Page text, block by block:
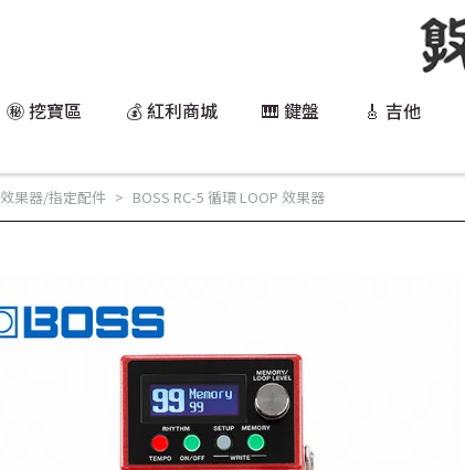
㊙️ 挖寶區 💰 紅利商城 🎹 鍵盤 🎸 吉他
效果器/指定配件 BOSS RC-5 循環 LOOP 效果器